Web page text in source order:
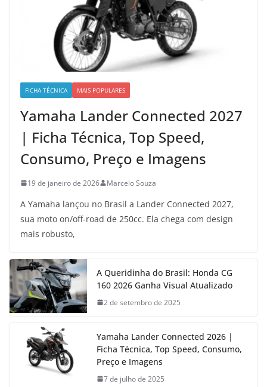
FICHA TÉCNICA MAIS POPULARES
Yamaha Lander Connected 2027
| Ficha Técnica, Top Speed,
Consumo, Preço e Imagens
19 de janeiro de 2026 Marcelo Souza
A Yamaha lançou no Brasil a Lander Connected 2027,
sua moto on/off-road de 250cc. Ela chega com design
mais robusto,
A Queridinha do Brasil: Honda CG
160 2026 Ganha Visual Atualizado
2 de setembro de 2025
Yamaha Lander Connected 2026 |
Ficha Técnica, Top Speed, Consumo,
Preço e Imagens
7 de julho de 2025